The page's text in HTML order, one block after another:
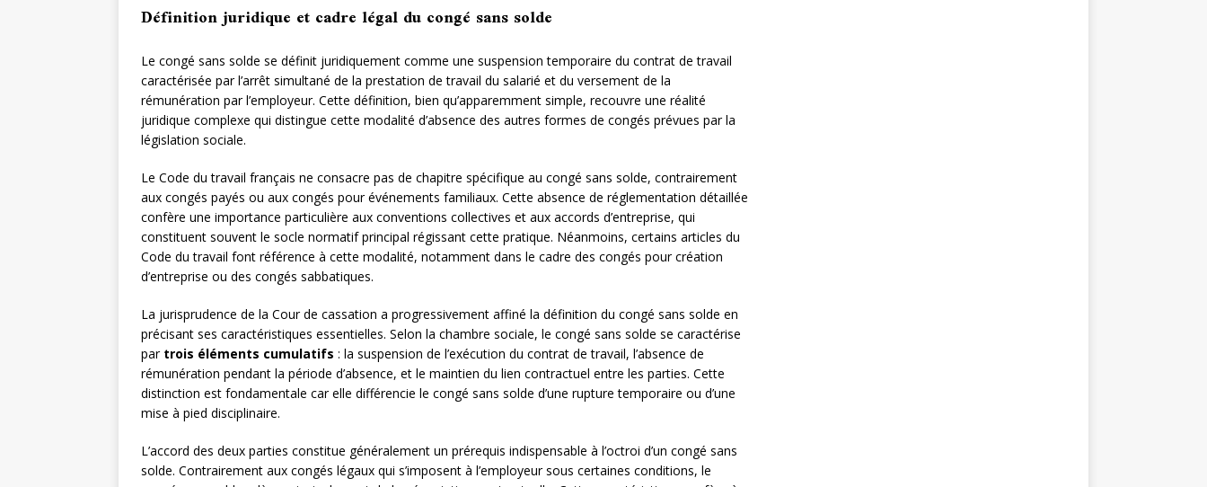
Définition juridique et cadre légal du congé sans solde
Le congé sans solde se définit juridiquement comme une suspension temporaire du contrat de travail
caractérisée par l’arrêt simultané de la prestation de travail du salarié et du versement de la
rémunération par l’employeur. Cette définition, bien qu’apparemment simple, recouvre une réalité
juridique complexe qui distingue cette modalité d’absence des autres formes de congés prévues par la
législation sociale.
Le Code du travail français ne consacre pas de chapitre spécifique au congé sans solde, contrairement
aux congés payés ou aux congés pour événements familiaux. Cette absence de réglementation détaillée
confère une importance particulière aux conventions collectives et aux accords d’entreprise, qui
constituent souvent le socle normatif principal régissant cette pratique. Néanmoins, certains articles du
Code du travail font référence à cette modalité, notamment dans le cadre des congés pour création
d’entreprise ou des congés sabbatiques.
La jurisprudence de la Cour de cassation a progressivement affiné la définition du congé sans solde en
précisant ses caractéristiques essentielles. Selon la chambre sociale, le congé sans solde se caractérise
par trois éléments cumulatifs : la suspension de l’exécution du contrat de travail, l’absence de
rémunération pendant la période d’absence, et le maintien du lien contractuel entre les parties. Cette
distinction est fondamentale car elle différencie le congé sans solde d’une rupture temporaire ou d’une
mise à pied disciplinaire.
L’accord des deux parties constitue généralement un prérequis indispensable à l’octroi d’un congé sans
solde. Contrairement aux congés légaux qui s’imposent à l’employeur sous certaines conditions, le